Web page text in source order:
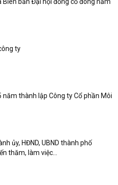
ty
năm thành lập Công ty Cổ phần Môi
ủy, HĐND, UBND thành phố
thăm, làm việc...